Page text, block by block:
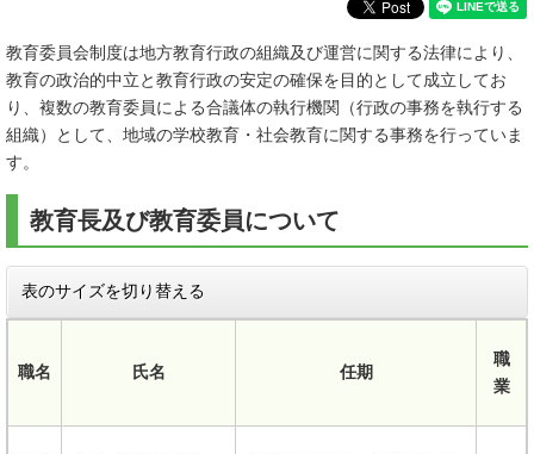
教育委員会制度は地方教育行政の組織及び運営に関する法律により、
教育の政治的中立と教育行政の安定の確保を目的として成立してお
り、複数の教育委員による合議体の執行機関（行政の事務を執行する
組織）として、地域の学校教育・社会教育に関する事務を行っていま
す。
教育長及び教育委員について
表のサイズを切り替える
職名 氏名 任期
職
業